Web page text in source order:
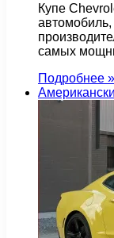
Купе
самых
Подробнее »